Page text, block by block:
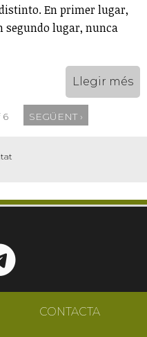
En primer lugar,
segundo lugar, nunca
Llegir més
6 SEGÜENT ›
CONTACTA